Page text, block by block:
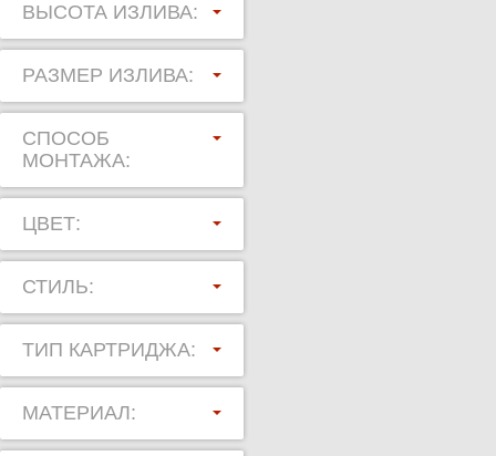
ВЫСОТА ИЗЛИВА:
РАЗМЕР ИЗЛИВА:
СПОСОБ
МОНТАЖА:
ЦВЕТ:
СТИЛЬ:
ТИП КАРТРИДЖА:
МАТЕРИАЛ: